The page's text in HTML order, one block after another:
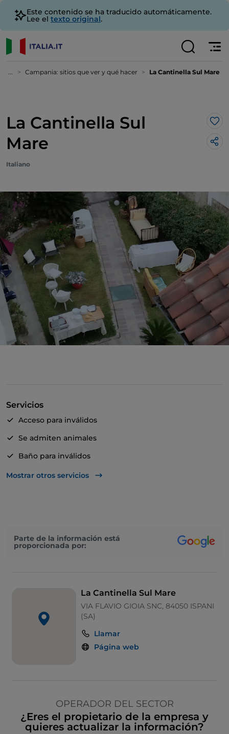
Este contenido se ha traducido automáticamente.
Lee el texto original.
... Campania: sitios que ver y qué hacer La Cantinella Sul Mare
La Cantinella Sul
Mare
Me
Italiano
Servicios
Acceso para inválidos
Se admiten animales
Baño para inválidos
Pago con Satispay
Mostrar otros servicios
Parte de la información está
proporcionada por:
La Cantinella Sul Mare
VIA FLAVIO GIOIA SNC, 84050 ISPANI
(SA)
Llamar
Página web
OPERADOR DEL SECTOR
¿Eres el propietario de la empresa y
quieres actualizar la información?